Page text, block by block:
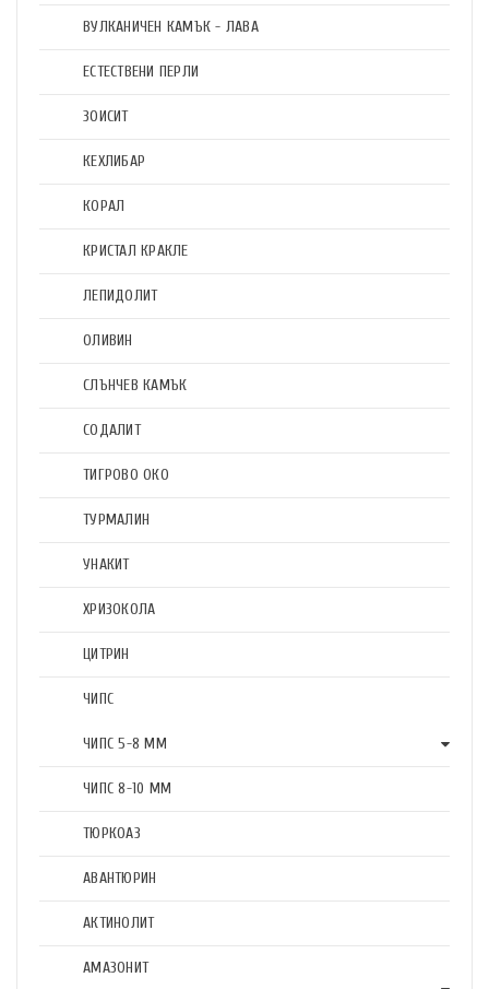
ВУЛКАНИЧЕН КАМЪК - ЛАВА
ЕСТЕСТВЕНИ ПЕРЛИ
ЗОИСИТ
КЕХЛИБАР
КОРАЛ
КРИСТАЛ КРАКЛЕ
ЛЕПИДОЛИТ
ОЛИВИН
СЛЪНЧЕВ КАМЪК
СОДАЛИТ
ТИГРОВО ОКО
ТУРМАЛИН
УНАКИТ
ХРИЗОКОЛА
ЦИТРИН
ЧИПС
ЧИПС 5-8 ММ
ЧИПС 8-10 ММ
ТЮРКОАЗ
АВАНТЮРИН
АКТИНОЛИТ
АМАЗОНИТ